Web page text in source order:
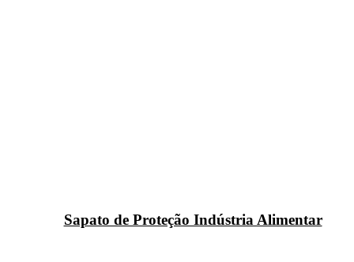
Sapato de Proteção Indústria Alimentar